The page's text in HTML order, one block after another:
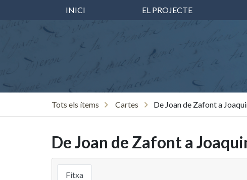
INICI EL PROJECTE
Tots els ítems Cartes De Joan de Zafont a
De Joan de Zafont a
Fitxa